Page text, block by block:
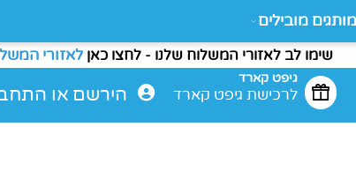
שימו לב לאזורי המשלוח שלנו - לחצו כאןלאזורי המשלוח
גיפט קארד
לרכישת גיפט קארד הירשםאוהתחבר
מובילים